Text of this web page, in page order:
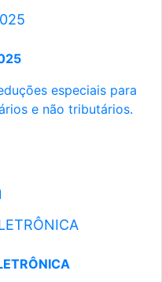
especiais para
e não tributários.